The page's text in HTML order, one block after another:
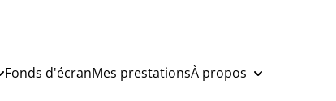
Fonds d'écranMes prestationsÀ propos